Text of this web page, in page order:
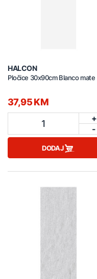
HALCON
Pločice 30x90cm Blanco mate
37,95 KM
1
+
-
DODAJ